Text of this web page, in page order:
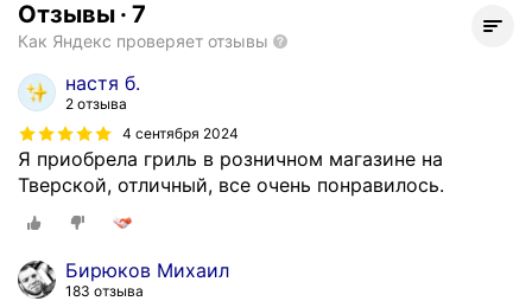
Отзывы · 7
Как Яндекс проверяет отзывы
настя б.
2 отзыва
4 сентября 2024
Я приобрела гриль в розничном магазине на
Тверской, отличный, все очень понравилось.
Бирюков Михаил
183 отзыва